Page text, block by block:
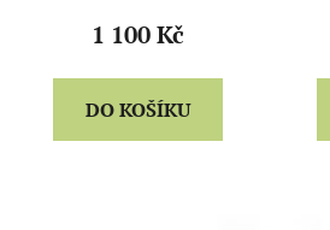
1 100 Kč
DO KOŠÍKU